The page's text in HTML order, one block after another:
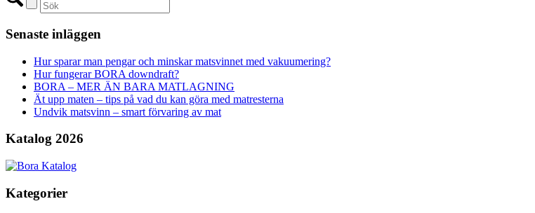
Senaste inläggen
Hur sparar man pengar och minskar matsvinnet med vakuumering?
Hur fungerar BORA downdraft?
BORA – MER ÄN BARA MATLAGNING
Ät upp maten – tips på vad du kan göra med matresterna
Undvik matsvinn – smart förvaring av mat
Katalog 2026
Kategorier